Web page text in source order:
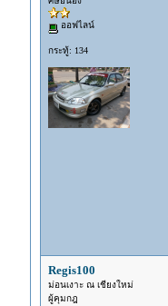
ออฟไลน์
กระทู้: 134
Regis100
ม่อนเงาะ ณ เชียงใหม่
ผู้คุมกฎ